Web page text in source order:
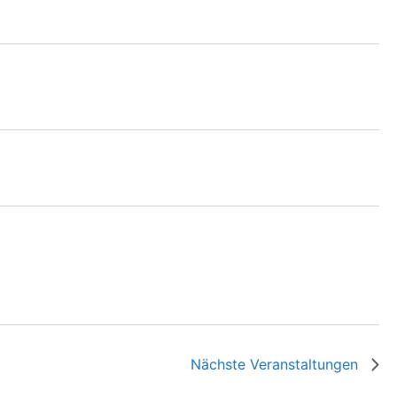
Nächste Veranstaltungen